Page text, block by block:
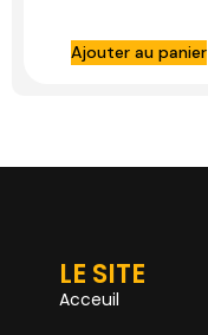
Ajouter au panier
LE SITE
Acceuil